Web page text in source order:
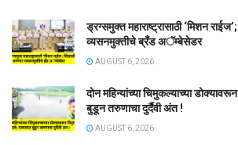
ड्रग्समुक्त महाराष्ट्रासाठी ‘मिशन राईज’;
व्यसनमुक्तीचे ब्रँड अॅम्बेसेडर
AUGUST 6, 2026
दोन महिन्यांच्या चिमुकल्याच्या
बुडून तरुणाचा दुर्दैवी अंत !
AUGUST 6, 2026